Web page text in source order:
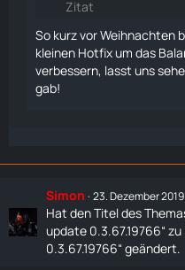
Zitat
So kurz vor Weihnachten
kleinen Hotfix um das
verbessern, lasst uns
gab!
Simon 23. Dezember
Hat den Titel des
update 0.3.67.19766“
0.3.67.19766“ geändert.